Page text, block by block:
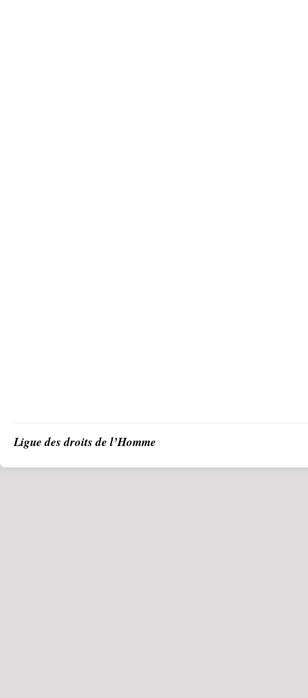
Ligue des droits de l’Homme